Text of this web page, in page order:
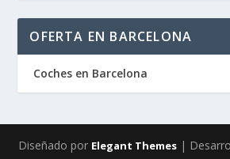
OFERTA EN BARCELONA
Coches en Barcelona
Diseñado por Elegant Themes|